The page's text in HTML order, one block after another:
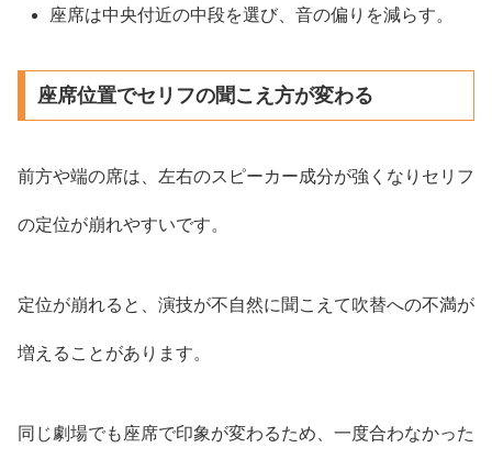
座席は中央付近の中段を選び、音の偏りを減らす。
座席位置でセリフの聞こえ方が変わる
前方や端の席は、左右のスピーカー成分が強くなりセリフ
の定位が崩れやすいです。
定位が崩れると、演技が不自然に聞こえて吹替への不満が
増えることがあります。
同じ劇場でも座席で印象が変わるため、一度合わなかった